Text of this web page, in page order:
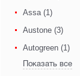
Assa (1)
Austone (3)
Autogreen (1)
Показать все